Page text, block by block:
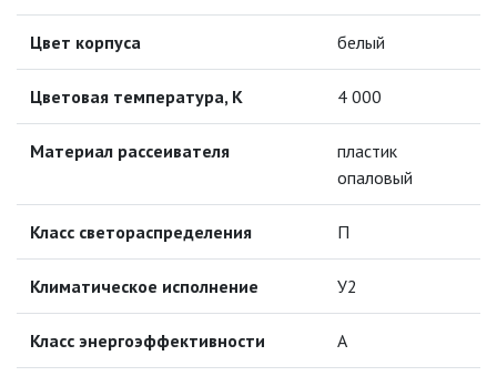
РАЗЪЕМЫ И УДЛИНИТЕЛИ,
ТРОЙНИКИ И КОЛОДКИ, ВИЛКИ
СИСТЕМЫ ПОЛИВА
СТАБИЛИЗАТОРЫ НАПРЯЖЕНИЯ
ТОЧЕЧНЫЕ СВЕТИЛЬНИКИ
УЛИЧНОЕ ОСВЕЩЕНИЕ НА
СОЛНЕЧНЫХ БАТАРЕЯХ
УЛИЧНЫЕ СВЕТИЛЬНИКИ
Цвет корпуса белый
Цветовая температура, К 4 000
Материал рассеивателя
пластик
опаловый
Класс светораспределения П
Климатическое исполнение У2
Класс энергоэффективности А